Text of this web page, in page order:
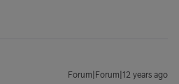
Forum|Forum|12 years ago